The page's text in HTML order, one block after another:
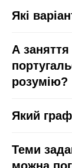
Які
А
розумію?
Який
Теми